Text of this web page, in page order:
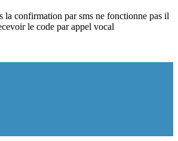
la confirmation par sms ne fonctionne pas il
le code par appel vocal